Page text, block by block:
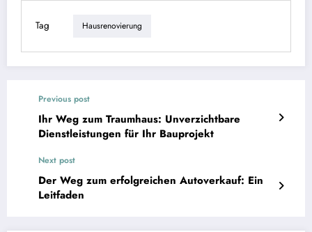
Tag Hausrenovierung
Previous post
Ihr Weg zum Traumhaus: Unverzichtbare
Dienstleistungen für Ihr Bauprojekt
Next post
Der Weg zum erfolgreichen Autoverkauf: Ein
Leitfaden